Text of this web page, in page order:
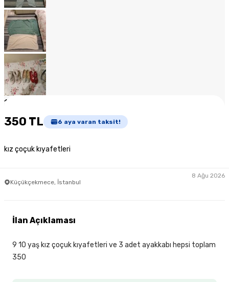
1
350 TL 6 aya varan taksit!
kız çoçuk kıyafetleri
Küçükçekmece, İstanbul
8 Ağu 2026
İlan Açıklaması
9 10 yaş kız çoçuk kıyafetleri ve 3 adet ayakkabı hepsi toplam
350